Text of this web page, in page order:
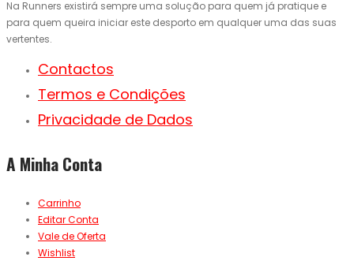
Na Runners existirá sempre uma solução para quem já pratique e
para quem queira iniciar este desporto em qualquer uma das suas
vertentes.
Contactos
Termos e Condições
Privacidade de Dados
A Minha Conta
Carrinho
Editar Conta
Vale de Oferta
Wishlist